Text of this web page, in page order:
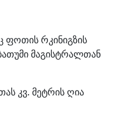
ფოთის რკინიგზის
მაგისტრალთან
კვ. მეტრის ღია